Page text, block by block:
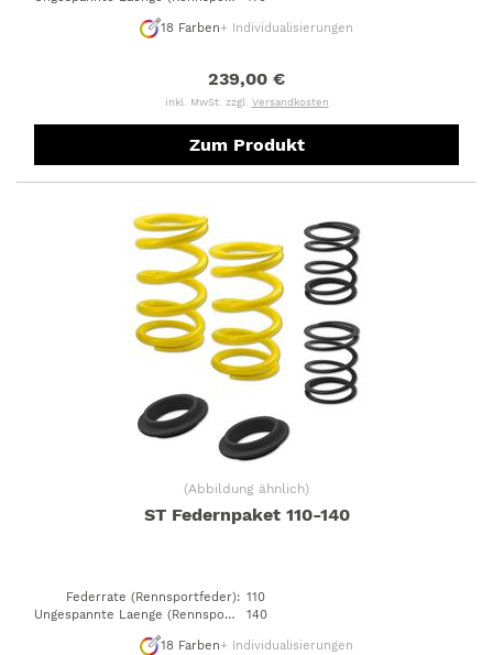
18 Farben+ Individualisierungen
239,00 €
inkl. MwSt. zzgl. Versandkosten
Zum Produkt
(Abbildung ähnlich)
ST Federnpaket 110-140
Federrate (Rennsportfeder): 110
Ungespannte Laenge (Rennsportfeder)
140
18 Farben+ Individualisierungen